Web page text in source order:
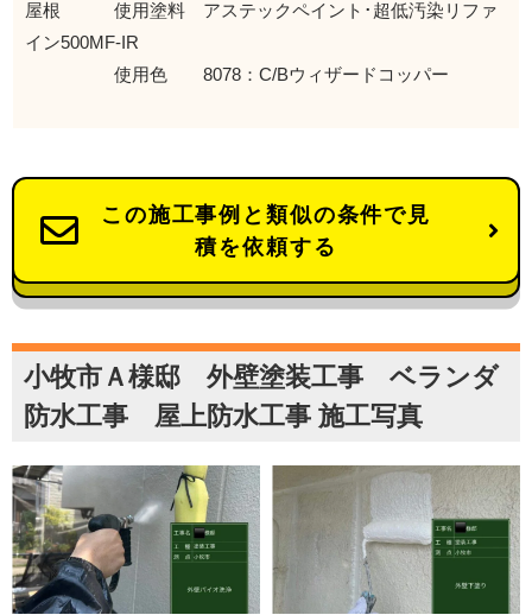
屋根 使用塗料 アステックペイント･超低汚染リファ
イン500MF-IR
使用色 8078：C/Bウィザードコッパー
この施工事例と類似の条件で見
積を依頼する
小牧市Ａ様邸 外壁塗装工事 ベランダ
防水工事 屋上防水工事 施工写真